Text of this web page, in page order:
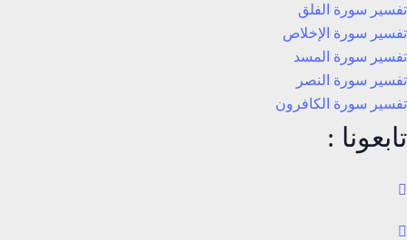
تفسير سورة الفلق
تفسير سورة الإخلاص
تفسير سورة المسد
تفسير سورة النصر
تفسير سورة الكافرون
تابعونا :